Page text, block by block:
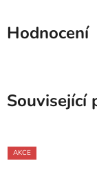
Hodnocení
Související
AKCE